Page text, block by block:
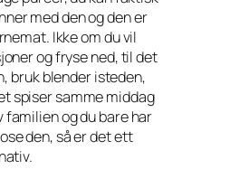
med den og den er
Ikke om du vil
og fryse ned, til det
bruk blender isteden,
spiser samme middag
familien og du bare har
den, så er det ett